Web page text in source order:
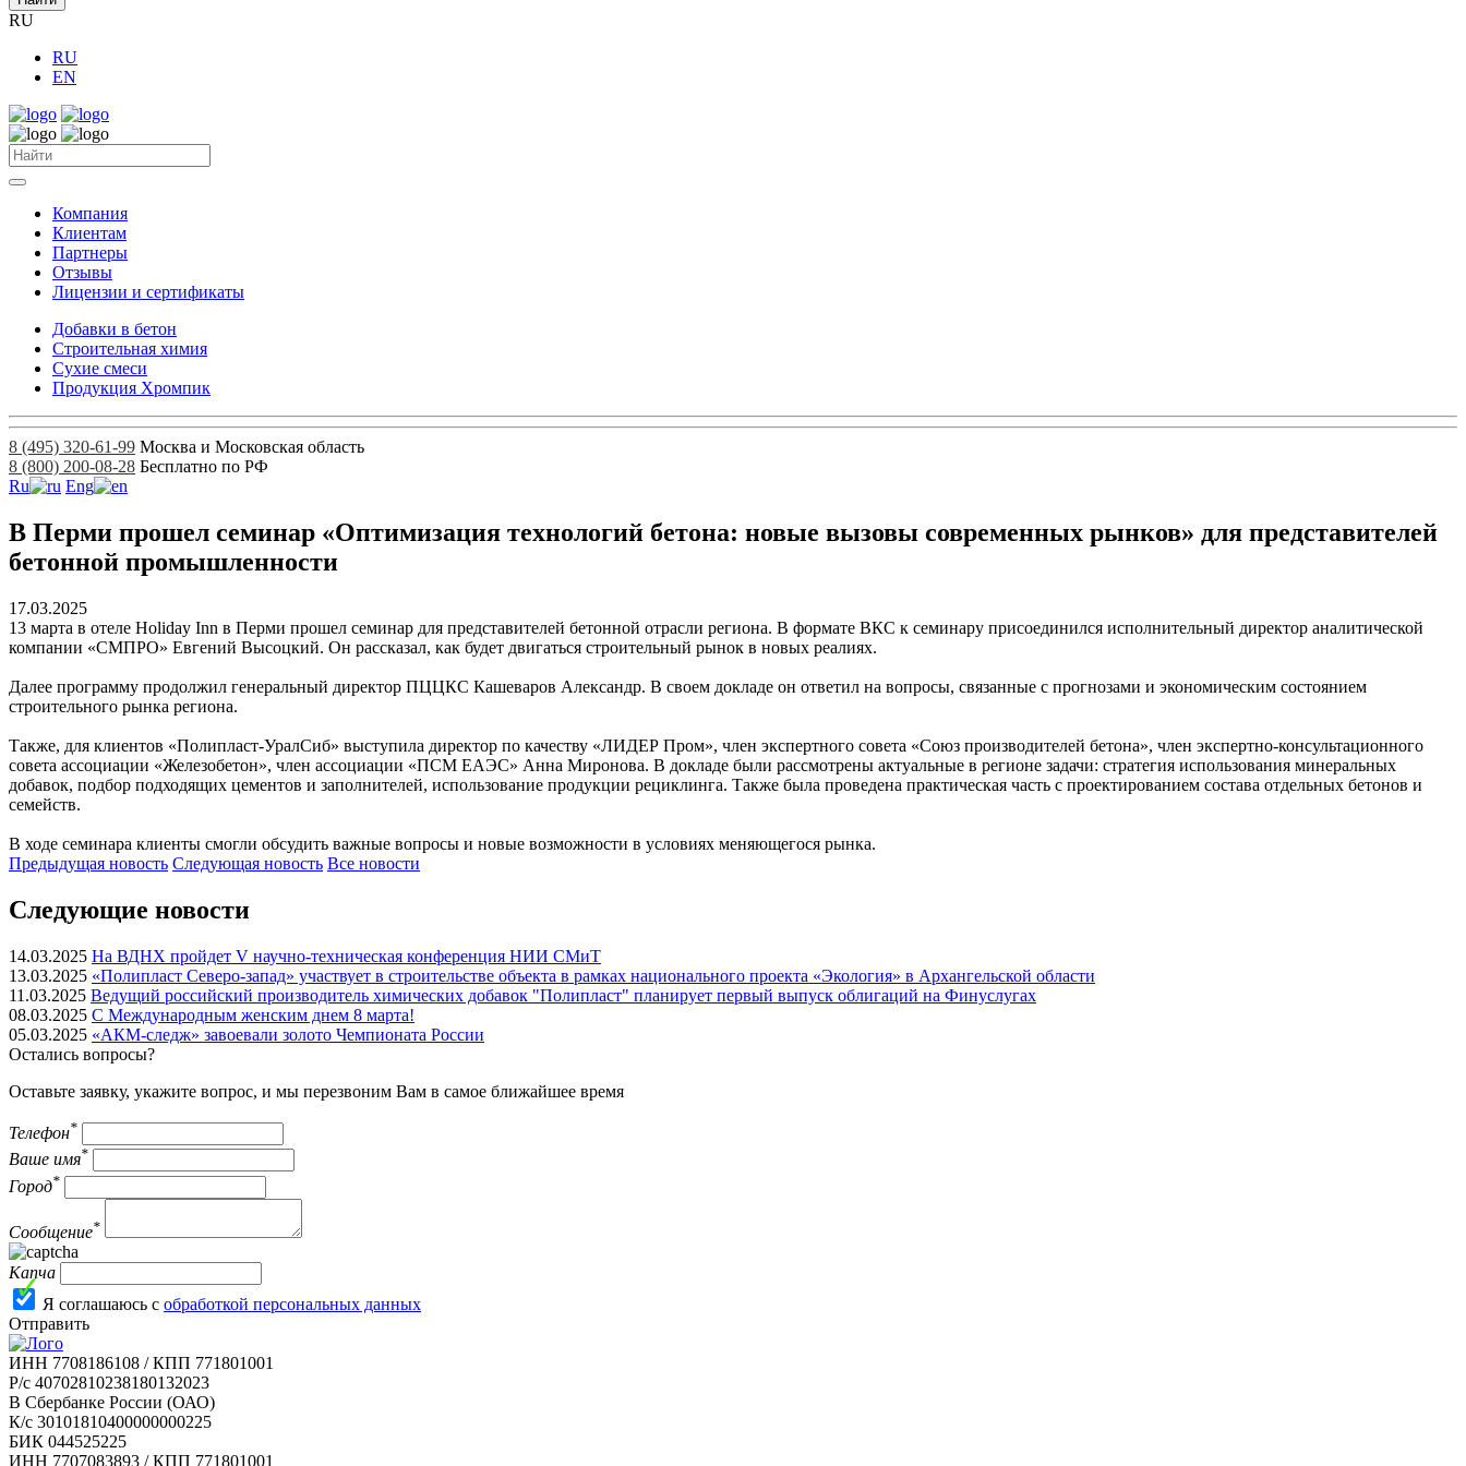
RU
RU
EN
Компания
Клиентам
Партнеры
Отзывы
Лицензии и сертификаты
Добавки в бетон
Строительная химия
Сухие смеси
Продукция Хромпик
8 (495) 320-61-99 Москва и Московская область
8 (800) 200-08-28 Бесплатно по РФ
Ru
Eng
В Перми прошел семинар «Оптимизация технологий бетона: новые вызовы современных рынков» для представителей
бетонной промышленности
17.03.2025
13 марта в отеле Holiday Inn в Перми прошел семинар для представителей бетонной отрасли региона. В формате ВКС к семинару присоединился исполнительный директор аналитической
компании «СМПРО» Евгений Высоцкий. Он рассказал, как будет двигаться строительный рынок в новых реалиях.
Далее программу продолжил генеральный директор ПЦЦКС Кашеваров Александр. В своем докладе он ответил на вопросы, связанные с прогнозами и экономическим состоянием
строительного рынка региона.
Также, для клиентов «Полипласт-УралСиб» выступила директор по качеству «ЛИДЕР Пром», член экспертного совета «Союз производителей бетона», член экспертно-консультационного
совета ассоциации «Железобетон», член ассоциации «ПСМ ЕАЭС» Анна Миронова. В докладе были рассмотрены актуальные в регионе задачи: стратегия использования минеральных
добавок, подбор подходящих цементов и заполнителей, использование продукции рециклинга. Также была проведена практическая часть с проектированием состава отдельных бетонов и
семейств.
В ходе семинара клиенты смогли обсудить важные вопросы и новые возможности в условиях меняющегося рынка.
Предыдущая новость Следующая новость Все новости
Следующие новости
14.03.2025 На ВДНХ пройдет V научно-техническая конференция НИИ СМиТ
13.03.2025 «Полипласт Северо-запад» участвует в строительстве объекта в рамках национального проекта «Экология» в Архангельской области
11.03.2025 Ведущий российский производитель химических добавок "Полипласт" планирует первый выпуск облигаций на Финуслугах
08.03.2025 С Международным женским днем 8 марта!
05.03.2025 «АКМ-следж» завоевали золото Чемпионата России
Остались вопросы?
Оставьте заявку, укажите вопрос, и мы перезвоним Вам в самое ближайшее время
Телефон*
Ваше имя*
Город*
Сообщение*
Капча
Я соглашаюсь с обработкой персональных данных
Отправить
ИНН 7708186108 / КПП 771801001
Р/с 40702810238180132023
В Сбербанке России (ОАО)
К/с 30101810400000000225
БИК 044525225
ИНН 7707083893 / КПП 771801001